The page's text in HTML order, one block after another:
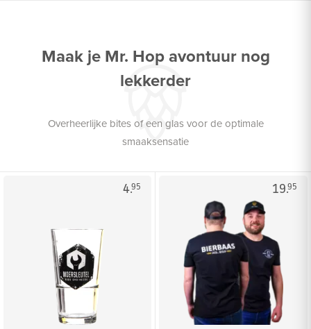
Maak je Mr. Hop avontuur nog
lekkerder
Overheerlijke bites of een glas voor de optimale
smaaksensatie
4.95 19.95